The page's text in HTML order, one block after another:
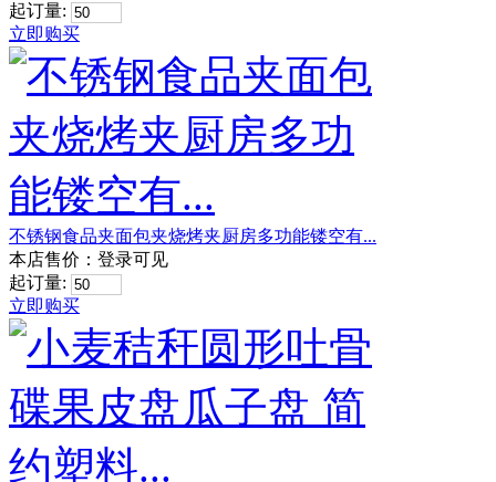
起订量:
立即购买
不锈钢食品夹面包夹烧烤夹厨房多功能镂空有...
本店售价： 登录可见
起订量:
立即购买